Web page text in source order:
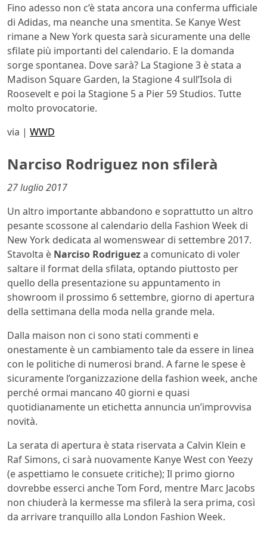
Fino adesso non c’è stata ancora una conferma ufficiale
di Adidas, ma neanche una smentita. Se Kanye West
rimane a New York questa sarà sicuramente una delle
sfilate più importanti del calendario. E la domanda
sorge spontanea. Dove sarà? La Stagione 3 è stata a
Madison Square Garden, la Stagione 4 sull’Isola di
Roosevelt e poi la Stagione 5 a Pier 59 Studios. Tutte
molto provocatorie.
via | WWD
Narciso Rodriguez non sfilerà
27 luglio 2017
Un altro importante abbandono e soprattutto un altro
pesante scossone al calendario della Fashion Week di
New York dedicata al womenswear di settembre 2017.
Stavolta è Narciso Rodrigueza comunicato di voler
saltare il format della sfilata, optando piuttosto per
quello della presentazione su appuntamento in
showroom il prossimo 6 settembre, giorno di apertura
della settimana della moda nella grande mela.
Dalla maison non ci sono stati commenti e
onestamente è un cambiamento tale da essere in linea
con le politiche di numerosi brand. A farne le spese è
sicuramente l’organizzazione della fashion week, anche
perché ormai mancano 40 giorni e quasi
quotidianamente un etichetta annuncia un’improvvisa
novità.
La serata di apertura è stata riservata a Calvin Klein e
Raf Simons, ci sarà nuovamente Kanye West con Yeezy
(e aspettiamo le consuete critiche); Il primo giorno
dovrebbe esserci anche Tom Ford, mentre Marc Jacobs
non chiuderà la kermesse ma sfilerà la sera prima, così
da arrivare tranquillo alla London Fashion Week.